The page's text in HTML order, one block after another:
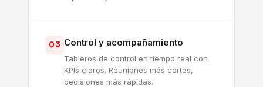
03 Control y acompañamiento
Tableros de control en tiempo real con
KPIs claros. Reuniones más cortas,
decisiones más rápidas.